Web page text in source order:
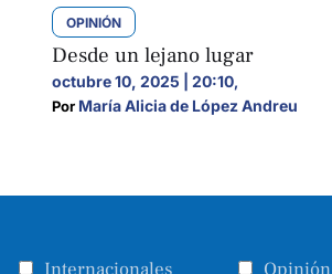
OPINIÓN
Desde un lejano lugar
octubre 10, 2025 | 20:10,
Por María Alicia de López Andreu